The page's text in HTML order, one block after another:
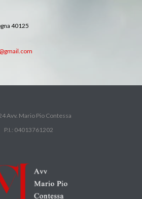
40125
Avv. Mario Pio Contessa
P.I.: 04013761202